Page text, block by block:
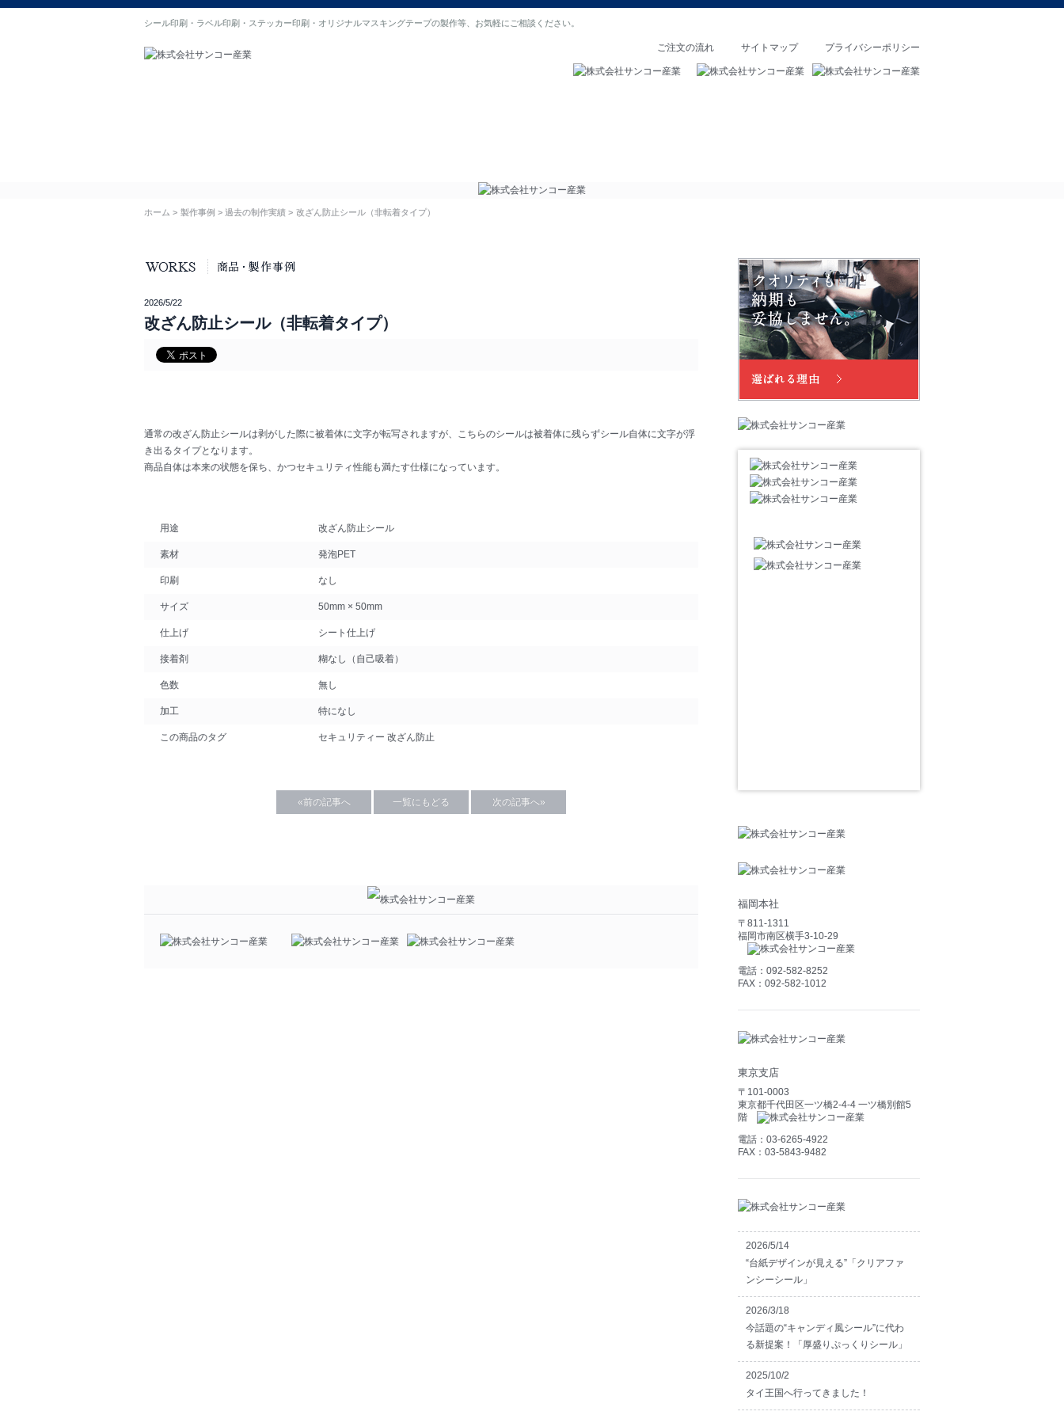
シール印刷・ラベル印刷・ステッカー印刷・オリジナルマスキングテープの製作等、お気軽にご相談ください。
プライバシーポリシー
サイトマップ
ご注文の流れ
ホーム 製作事例 過去の制作実績 改ざん防止シール（非転着タイプ）
2026/5/22
改ざん防止シール（非転着タイプ）
通常の改ざん防止シールは剥がした際に被着体に文字が転写されますが、こちらのシールは被着体に残らずシール自体に文字が浮
き出るタイプとなります。
商品自体は本来の状態を保ち、かつセキュリティ性能も満たす仕様になっています。
用途 改ざん防止シール
素材 発泡PET
印刷 なし
サイズ 50mm × 50mm
仕上げ シート仕上げ
接着剤 糊なし（自己吸着）
色数 無し
加工 特になし
この商品のタグ セキュリティー 改ざん防止
«前の記事へ 一覧にもどる 次の記事へ»
福岡本社
〒811-1311
福岡市南区横手3-10-29
電話：092-582-8252
FAX：092-582-1012
東京支店
〒101-0003
東京都千代田区一ツ橋2-4-4 一ツ橋別館5
階
電話：03-6265-4922
FAX：03-5843-9482
2026/5/14
“台紙デザインが見える”「クリアファ
ンシーシール」
2026/3/18
今話題の“キャンディ風シール”に代わ
る新提案！「厚盛りぷっくりシール」
2025/10/2
タイ王国へ行ってきました！